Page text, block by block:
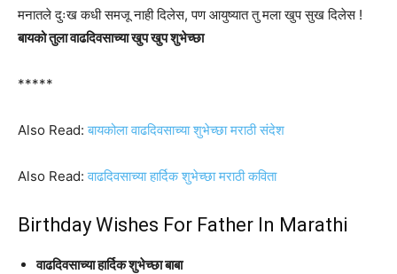
मनातले दुःख कधी समजू नाही दिलेस, पण आयुष्यात तु मला खुप सुख दिलेस !
बायको तुला वाढदिवसाच्या खुप खुप शुभेच्छा
*****
Also Read:बायकोला वाढदिवसाच्या शुभेच्छा मराठी संदेश
Also Read:वाढदिवसाच्या हार्दिक शुभेच्छा मराठी कविता
Birthday Wishes For Father In Marathi
वाढदिवसाच्या हार्दिक शुभेच्छा बाबा